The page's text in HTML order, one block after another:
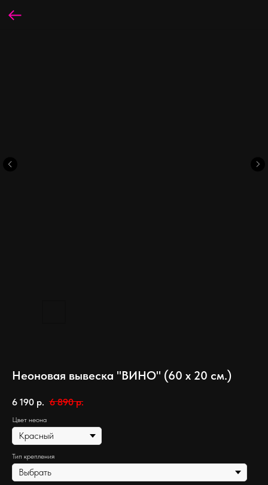
Неоновая вывеска "ВИНО" (60 х 20 см.)
6 190 р. 6 890 р.
Цвет неона
Тип крепления